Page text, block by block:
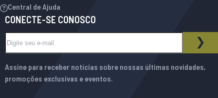
Central de Ajuda
CONECTE-SE CONOSCO
BOLETIM INFORMATIVO
Assine para receber notícias sobre nossas últimas novidades,
promoções exclusivas e eventos.